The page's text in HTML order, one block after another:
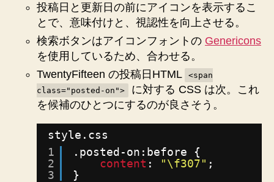
投稿日と更新日の前にアイコンを表示するこ
とで、意味付けと、視認性を向上させる。
検索ボタンはアイコンフォントの Genericons
を使用しているため、合わせる。
TwentyFifteen の投稿日HTML
<span
class="posted-on">
に対する CSS は次。これ
を候補のひとつにするのが良さそう。
style.css
1
2
3
.posted-on:before {
content : "\f307" ;
}